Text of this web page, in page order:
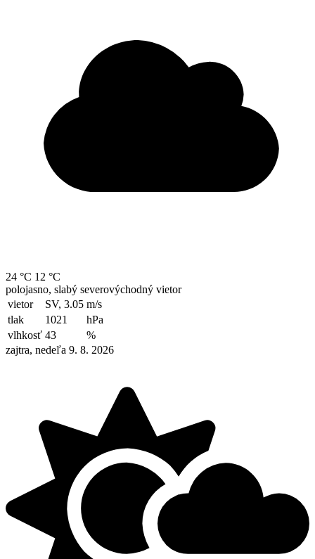
24 °C 12 °C
polojasno, slabý severovýchodný vietor
vietor
SV, 3.05 m/s
tlak
1021
hPa
vlhkosť 43
%
zajtra, nedeľa 9. 8. 2026